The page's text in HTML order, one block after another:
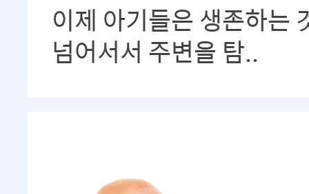
이제 아기들은 생존하는
넘어서서 주변을 탐..